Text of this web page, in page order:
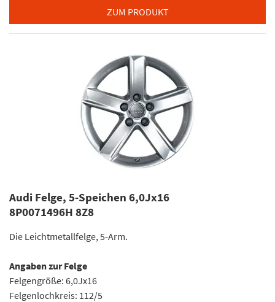
ZUM PRODUKT
Audi Felge, 5-Speichen 6,0Jx16
8P0071496H 8Z8
Die Leichtmetallfelge, 5-Arm.
Angaben zur Felge
Felgengröße: 6,0Jx16
Felgenlochkreis: 112/5